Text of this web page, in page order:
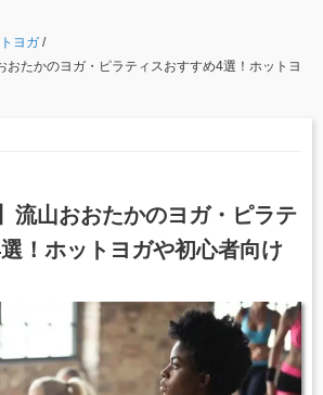
ヨガ /
おたかのヨガ・ピラティスおすすめ4選！ホットヨ
流山おおたかのヨガ・ピラテ
！ホットヨガや初心者向け